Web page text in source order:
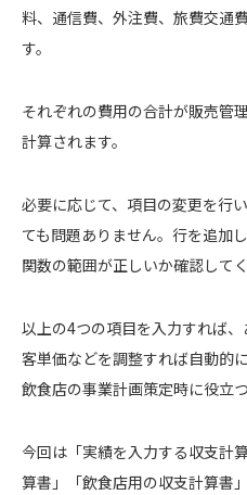
料、通信費、外注費、旅費交通
す。
それぞれの費用の合計が販売管
計算されます。
必要に応じて、項目の変更を行
ても問題ありません。行を追加
関数の範囲が正しいか確認してく
以上の4つの項目を入力すれば、
客単価などを調整すれば自動的
飲食店の事業計画策定時に役立つ
今回は「実績を入力する収支計
算書」「飲食店用の収支計算書